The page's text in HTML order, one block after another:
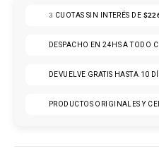
3 CUOTAS SIN INTERÉS DE
DESPACHO EN 24HS A TODO
DEVUELVE GRATIS HASTA 10
PRODUCTOS ORIGINALES Y